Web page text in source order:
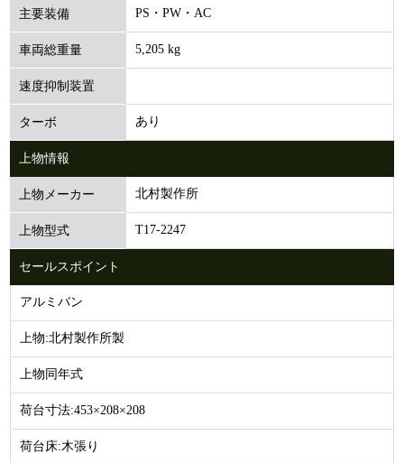
主要装備 PS・PW・AC
車両総重量 5,205 kg
速度抑制装置
ターボ あり
上物情報
上物メーカー 北村製作所
上物型式 T17-2247
セールスポイント
アルミバン
上物:北村製作所製
上物同年式
荷台寸法:453×208×208
荷台床:木張り